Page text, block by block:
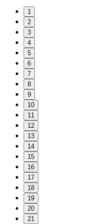
1
2
3
4
5
6
7
8
9
10
11
12
13
14
15
16
17
18
19
20
21